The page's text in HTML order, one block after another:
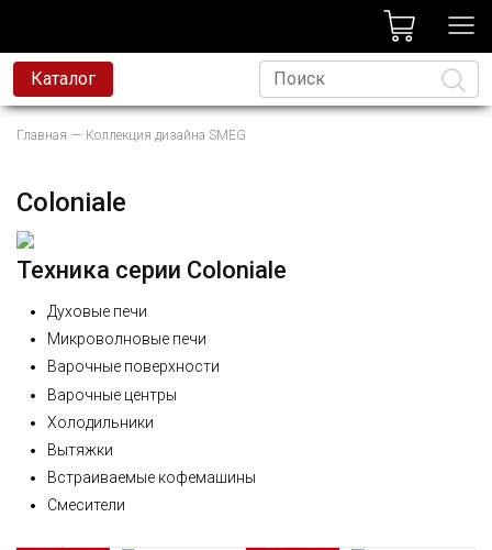
Каталог
техника
техника
и смесители
техника
Главная Коллекция дизайна SMEG
Coloniale
Техника серии Coloniale
Духовые печи
Микроволновые печи
Варочные поверхности
Варочные центры
Холодильники
Вытяжки
Встраиваемые кофемашины
Смесители